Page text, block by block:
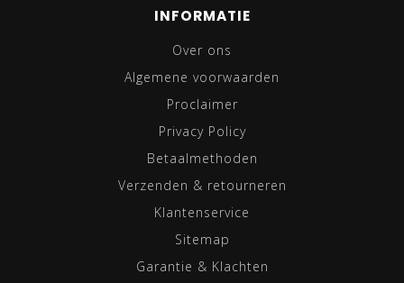
INFORMATIE
Over ons
Algemene voorwaarden
Proclaimer
Privacy Policy
Betaalmethoden
Verzenden & retourneren
Klantenservice
Sitemap
Garantie & Klachten